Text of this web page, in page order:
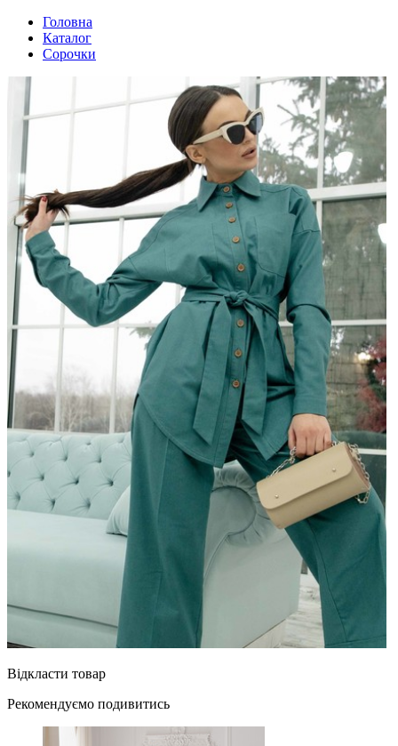
Головна
Каталог
Сорочки
Відкласти товар
Рекомендуємо подивитись